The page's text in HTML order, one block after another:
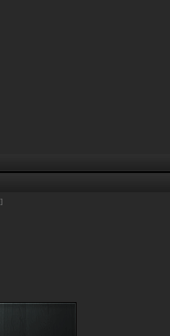
]